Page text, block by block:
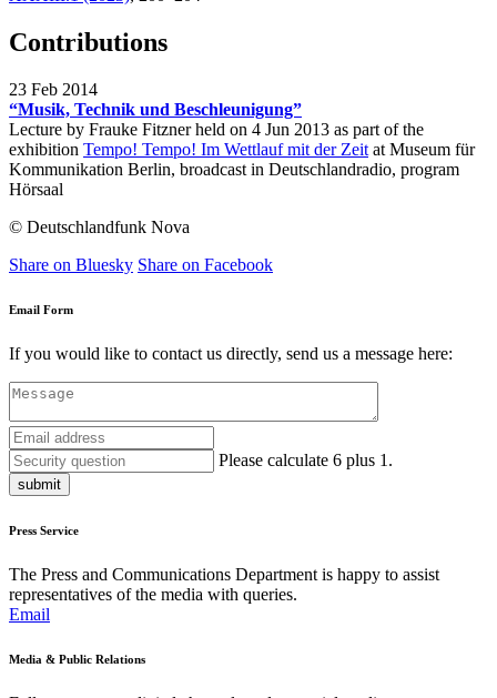
Contributions
23 Feb 2014
“Musik, Technik und Beschleunigung”
Lecture by Frauke Fitzner held on 4 Jun 2013 as part of the
exhibition Tempo! Tempo! Im Wettlauf mit der Zeit at Museum für
Kommunikation Berlin, broadcast in Deutschlandradio, program
Hörsaal
© Deutschlandfunk Nova
Share on Bluesky Share on Facebook
Email Form
If you would like to contact us directly, send us a message here:
Please calculate 6 plus 1.
submit
Press Service
The Press and Communications Department is happy to assist
representatives of the media with queries.
Email
Media & Public Relations